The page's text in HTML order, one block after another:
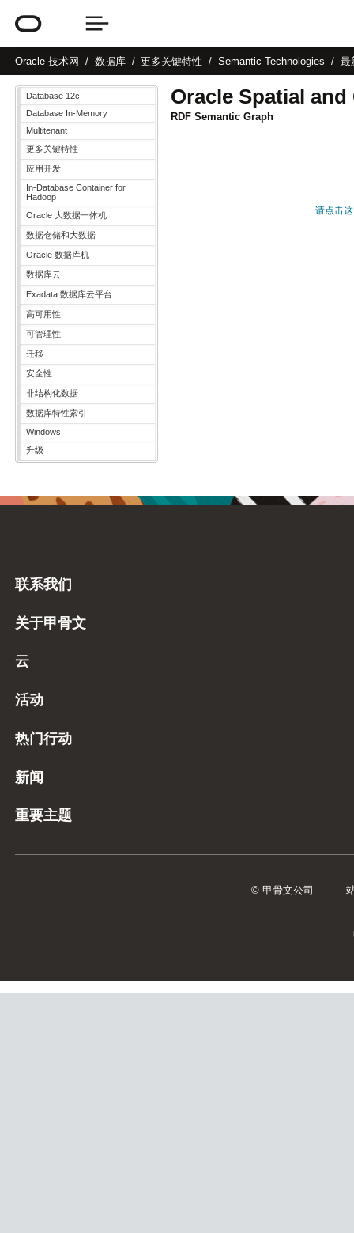
Oracle 技术网 数据库 更多关键特性 Semantic Technologies 最
Database 12c
Database In-Memory
Multitenant
更多关键特性
应用开发
In-Database Container for
Hadoop
Oracle 大数据一体机
数据仓储和大数据
Oracle 数据库机
数据库云
Exadata 数据库云平台
高可用性
可管理性
迁移
安全性
非结构化数据
数据库特性索引
Windows
升级
Oracle Spatial and
RDF Semantic Graph
请点击
联系我们
关于甲骨文
云
活动
热门行动
新闻
重要主题
© 甲骨文公司